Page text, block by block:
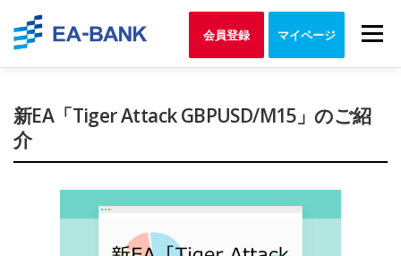
content
Menu
会員登録 マイページ
新EA「Tiger Attack GBPUSD/M15」のご紹
介